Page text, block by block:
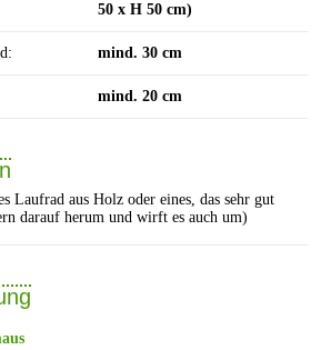
50 x H 50 cm)
mind. 30 cm
mind. 20 cm
Laufrad aus Holz oder eines, das sehr gut
darauf herum und wirft es auch um)